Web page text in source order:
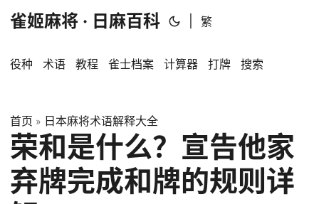
雀姬麻将 · 日麻百科 繁
役种 术语 教程 雀士档案 计算器 打牌 搜索
首页 » 日本麻将术语解释大全
荣和是什么？宣告他家
弃牌完成和牌的规则详